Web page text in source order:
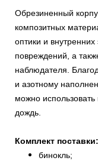
Обрезиненный
композитных
оптики и
повреждений, а
наблюдателя.
и азотному
можно
дождь.
Комплект поставки:
бинокль;